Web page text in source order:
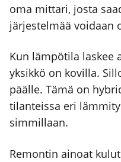
oma mit­ta­ri, jos­ta
jär­jes­tel­mää voi­daan
Kun läm­pö­ti­la las­kee
yk­sik­kö on kovil­la.
pääl­le. Tämä on
tilan­teis­sa eri
sim­mil­laan.
Remon­tin ainoat